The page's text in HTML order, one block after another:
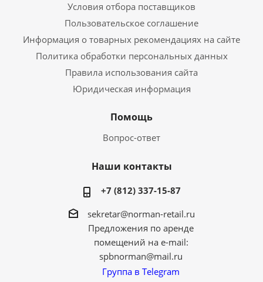
Условия отбора поставщиков
Пользовательское соглашение
Информация о товарных рекомендациях на сайте
Политика обработки персональных данных
Правила использования сайта
Юридическая информация
Помощь
Вопрос-ответ
Наши контакты
+7 (812) 337-15-87
sekretar@norman-retail.ru
Предложения по аренде
помещений на e-mail:
spbnorman@mail.ru
Группа в Telegram